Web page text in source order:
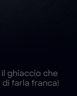
ghiaccio che
farla franca!